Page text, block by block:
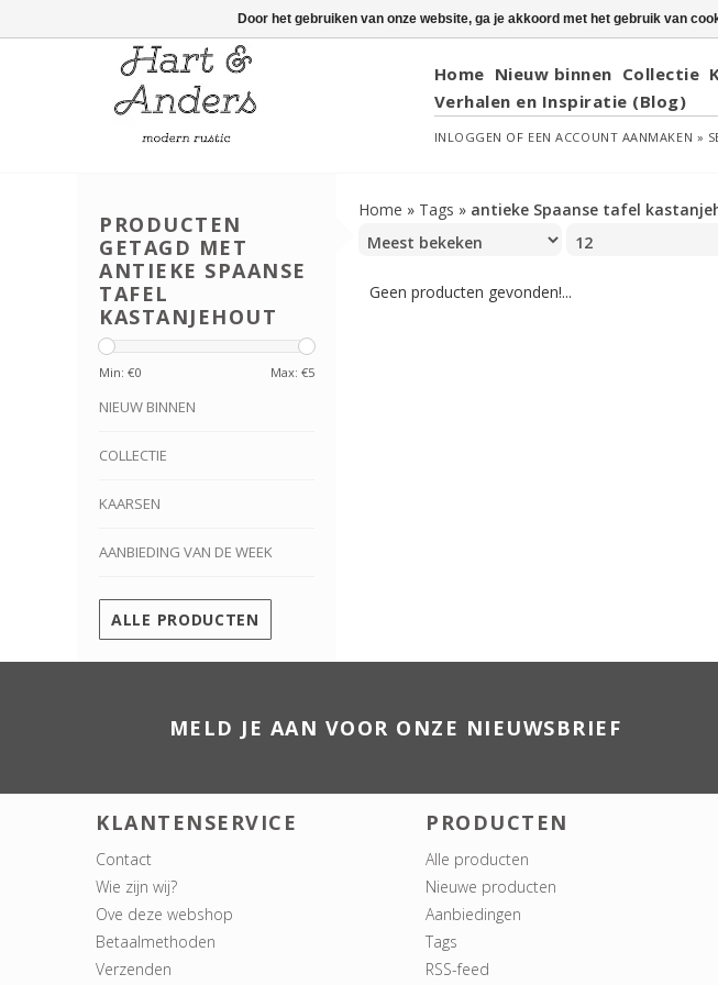
Home Nieuw binnen Collectie
Verhalen en Inspiratie (Blog)
INLOGGEN OF EEN ACCOUNT AANMAKEN »
PRODUCTEN
GETAGD MET
ANTIEKE SPAANSE
TAFEL
KASTANJEHOUT
Min: €0 Max: €5
NIEUW BINNEN
COLLECTIE
KAARSEN
AANBIEDING VAN DE WEEK
ALLE PRODUCTEN
Home » Tags » antieke Spaanse tafel
Geen producten gevonden!...
MELD JE AAN VOOR ONZE NIEUWSBRIEF
KLANTENSERVICE
Contact
Wie zijn wij?
Ove deze webshop
Betaalmethoden
Verzenden
PRODUCTEN
Alle producten
Nieuwe producten
Aanbiedingen
Tags
RSS-feed
Door het gebruiken van onze website, ga je akkoord met het gebruik van